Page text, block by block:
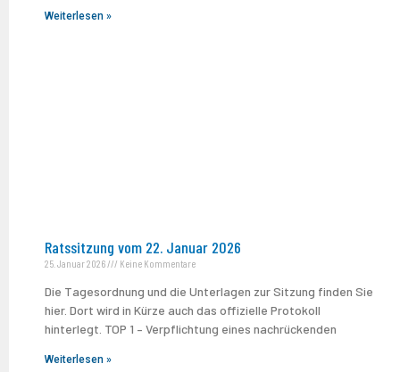
Weiterlesen »
Ratssitzung vom 22. Januar 2026
25. Januar 2026 Keine Kommentare
Die Tagesordnung und die Unterlagen zur Sitzung finden Sie
hier. Dort wird in Kürze auch das offizielle Protokoll
hinterlegt. TOP 1 – Verpflichtung eines nachrückenden
Weiterlesen »